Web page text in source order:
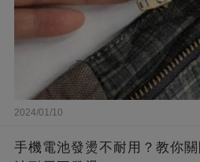
2024/01/10
手機電池發燙不耐用？教你